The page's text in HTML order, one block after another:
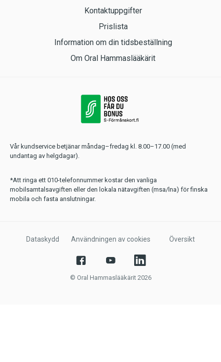
Kontaktuppgifter
Prislista
Information om din tidsbeställning
Om Oral Hammaslääkärit
Vår kundservice betjänar måndag–fredag kl. 8.00–17.00 (med
undantag av helgdagar).
*Att ringa ett 010-telefonnummer kostar den vanliga
mobilsamtalsavgiften eller den lokala nätavgiften (msa/lna) för finska
mobila och fasta anslutningar.
Dataskydd Användningen av cookies Översikt
© Oral Hammaslääkärit 2026